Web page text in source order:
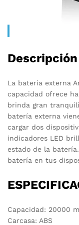
Descripción
La batería externa
capacidad ofrece
brinda gran
batería externa
cargar dos
indicadores LED
estado de la
batería en tus
Capacidad: 20000
Carcasa: ABS